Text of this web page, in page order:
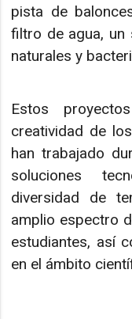
pista de
filtro de agua, un
naturales y
Estos
creatividad de
han trabajado
soluciones
diversidad de
amplio espectro
estudiantes, así
en el ámbito